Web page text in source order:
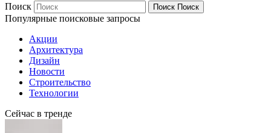
Поиск Поиск Поиск
Популярные поисковые запросы
Акции
Архитектура
Дизайн
Новости
Строительство
Технологии
Сейчас в тренде